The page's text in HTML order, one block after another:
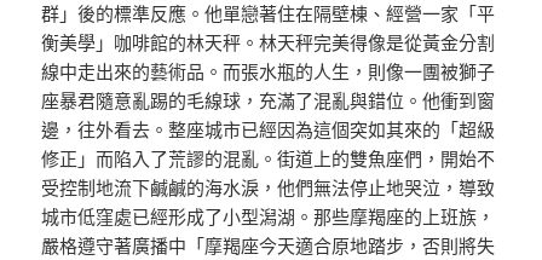
群」後的標準反應。他單戀著住在隔壁棟、經營一家「平
衡美學」咖啡館的林天秤。林天秤完美得像是從黃金分割
線中走出來的藝術品。而張水瓶的人生，則像一團被獅子
座暴君隨意亂踢的毛線球，充滿了混亂與錯位。他衝到窗
邊，往外看去。整座城市已經因為這個突如其來的「超級
修正」而陷入了荒謬的混亂。街道上的雙魚座們，開始不
受控制地流下鹹鹹的海水淚，他們無法停止地哭泣，導致
城市低窪處已經形成了小型潟湖。那些摩羯座的上班族，
嚴格遵守著廣播中「摩羯座今天適合原地踏步，否則將失